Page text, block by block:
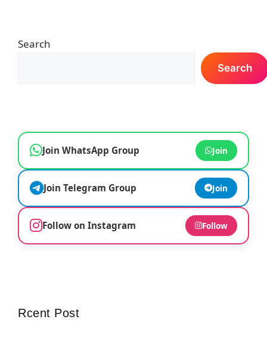
Search
Search
Join WhatsApp Group Join
Join Telegram Group Join
Follow on Instagram Follow
Rcent Post